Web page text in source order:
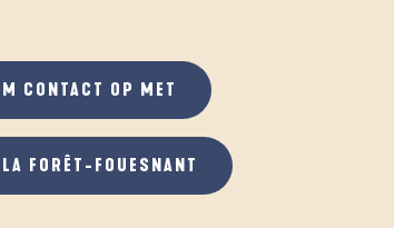
CONTACT OP MET
FORÊT-FOUESNANT